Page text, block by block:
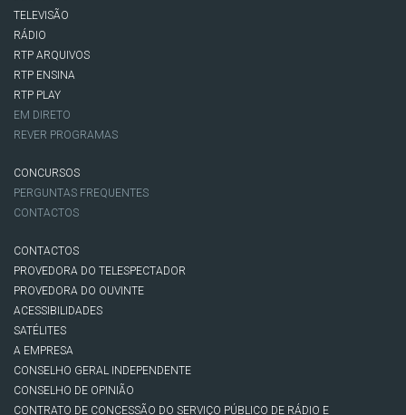
TELEVISÃO
RÁDIO
RTP ARQUIVOS
RTP ENSINA
RTP PLAY
EM DIRETO
REVER PROGRAMAS
CONCURSOS
PERGUNTAS FREQUENTES
CONTACTOS
CONTACTOS
PROVEDORA DO TELESPECTADOR
PROVEDORA DO OUVINTE
ACESSIBILIDADES
SATÉLITES
A EMPRESA
CONSELHO GERAL INDEPENDENTE
CONSELHO DE OPINIÃO
CONTRATO DE CONCESSÃO DO SERVIÇO PÚBLICO DE RÁDIO E